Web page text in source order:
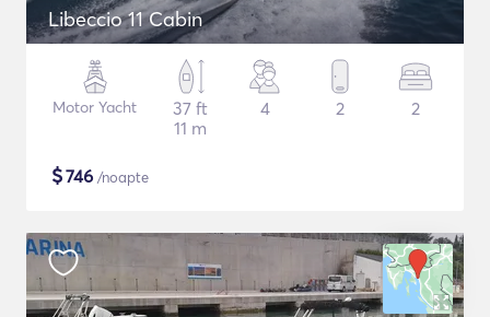
Libeccio 11 Cabin
Motor Yacht
37 ft
11 m
4 2 2
$746 /noapte